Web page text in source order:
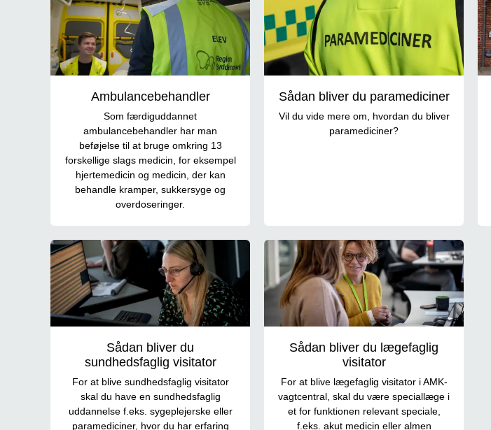
Ambulancebehandler
Som færdiguddannet
ambulancebehandler har man
beføjelse til at bruge omkring 13
forskellige slags medicin, for eksempel
hjertemedicin og medicin, der kan
behandle kramper, sukkersyge og
overdoseringer.
Sådan bliver du paramediciner
Vil du vide mere om, hvordan du bliver
paramediciner?
Sådan bliver du
sundhedsfaglig visitator
For at blive sundhedsfaglig visitator
skal du have en sundhedsfaglig
uddannelse f.eks. sygeplejerske eller
paramediciner, hvor du har erfaring
Sådan bliver du lægefaglig
visitator
For at blive lægefaglig visitator i AMK-
vagtcentral, skal du være speciallæge i
et for funktionen relevant speciale,
f.eks. akut medicin eller almen